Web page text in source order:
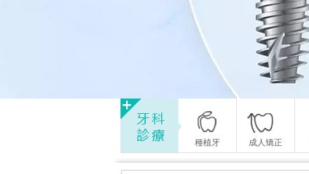
種植牙 成人矯正